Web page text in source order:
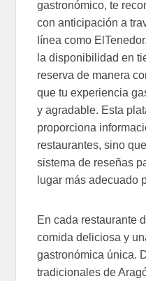
gastronómico, te
con anticipación a
línea como
la disponibilidad en
reserva de manera
que tu experiencia
y agradable. Esta
proporciona
restaurantes, sino
sistema de reseñas
lugar más adecuado
En cada restaurante
comida deliciosa y
gastronómica única.
tradicionales de